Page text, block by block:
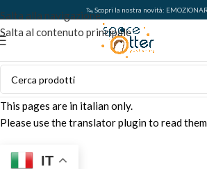
Salta alla navigazione
Salta al contenuto principale
🦦 Scopri la nostra novità:
This pages are in italian only.
Please use the translator plugin to read
IT